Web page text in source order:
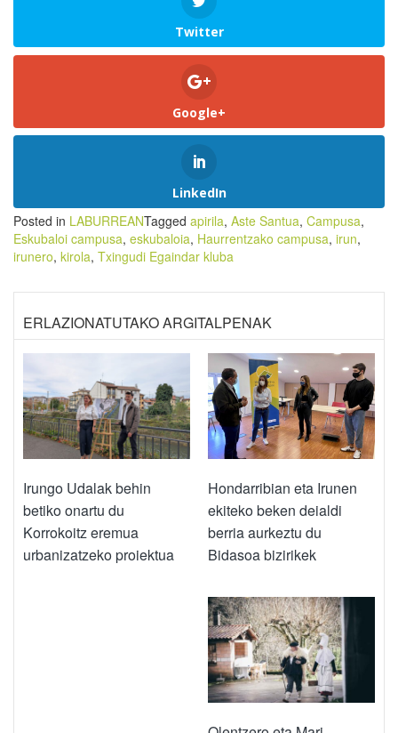
Twitter
Google+
LinkedIn
Posted in LABURREANTagged apirila, Aste Santua, Campusa,
Eskubaloi campusa, eskubaloia, Haurrentzako campusa, irun,
irunero, kirola, Txingudi Egaindar kluba
ERLAZIONATUTAKO ARGITALPENAK
Irungo Udalak behin
betiko onartu du
Korrokoitz eremua
urbanizatzeko proiektua
Hondarribian eta Irunen
ekiteko beken deialdi
berria aurkeztu du
Bidasoa bizirikek